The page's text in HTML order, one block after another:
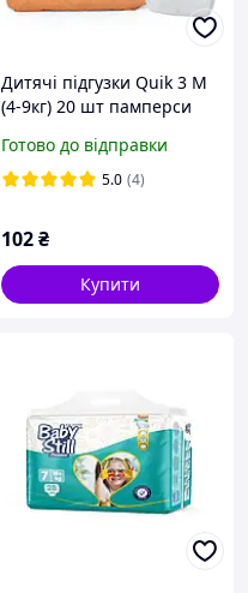
Дитячі підгузки Quik 3 M
(4-9кг) 20 шт памперси
одноразові
Готово до відправки
5.0 (4)
102₴
Купити